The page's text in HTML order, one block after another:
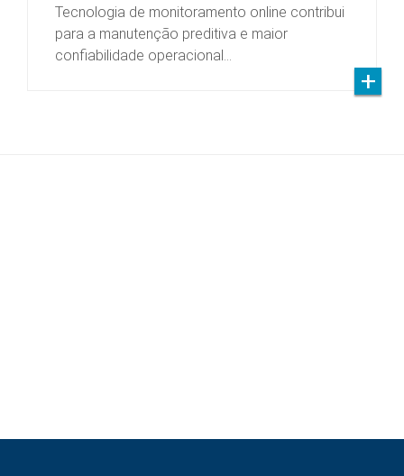
Tecnologia de monitoramento online contribui
para a manutenção preditiva e maior
confiabilidade operacional…